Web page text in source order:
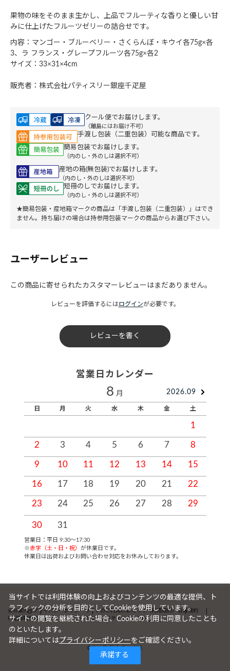
果物の味をそのまま生かし、上品でフルーティな香りと優しい甘
みに仕上げたフルーツゼリーの詰合せです。
内容：マンゴー・ブルーベリー・さくらんぼ・キウイ各75g×各
3、ラ フランス・グレープフルーツ各75g×各2
サイズ：33×31×4cm
販売者：株式会社パティスリー銀座千疋屋
クール便でお届けします。
（離島にはお届け不可）
手渡し包装（二重包装）可能な商品です。
簡易包装でお届けします。
（内のし・外のしは選択不可）
産地の箱(無包装)でお届けします。
（内のし・外のしは選択不可）
短冊のしでお届けします。
（内のし・外のしは選択不可）
★簡易包装・産地箱マークの商品は「手渡し包装（二重包装）」はでき
ません。持ち届けの場合は持参用包装マークの商品からお選び下さい。
ユーザーレビュー
この商品に寄せられたカスタマーレビューはまだありません。
レビューを評価するにはログインが必要です。
レビューを書く
営業日カレンダー
8 月 2026.09
日 月 火 水 木 金 土
1
2 3 4 5 6 7 8
9 10 11 12 13 14 15
16 17 18 19 20 21 22
23 24 25 26 27 28 29
30 31
営業日：平日 9:30～17:30
※赤字（土・日・祝） が休業日です。
休業日は出荷およびお問い合わせ対応をお休みしております。
会社案内 プライバシーポリシー サイトのご利用にあたって（利用規約）会員規約
特定商取引法に基づく表記についてセキュリティについてFAQ
©Apollolink Co., Ltd.
当サイトでは利用体験の向上およびコンテンツの最適な提供、ト
ラフィックの分析を目的としてCookieを使用しています。
サイトの閲覧を継続された場合、Cookieの利用に同意したことも
のといたします。
詳細についてはプライバシーポリシーをご確認ください。
承諾する